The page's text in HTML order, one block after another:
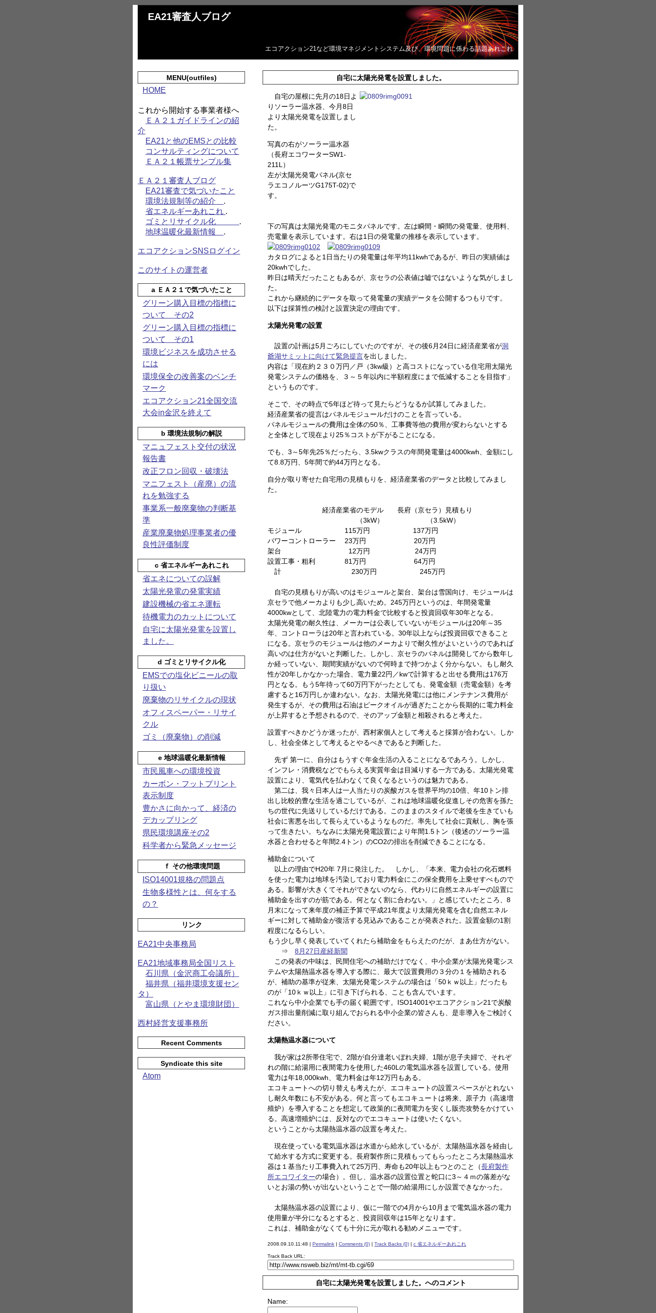
EA21審査人ブログ
エコアクション21など環境マネジメントシステム及び、環境問題に係わる話題あれこれ
自宅に太陽光発電を設置しました。
自宅の屋根に先月の18日よ
りソーラー温水器、今月8日
より太陽光発電を設置しまし
た。
写真の右がソーラー温水器
（長府エコワーターSW1-
211L）
左が太陽光発電パネル(京セ
ラエコノルーツG175T-02)で
す。
下の写真は太陽光発電のモニタパネルです。左は瞬間・瞬間の発電量、使用料、
売電量を表示しています。右は1日の発電量の推移を表示しています。
カタログによると1日当たりの発電量は年平均11kwhであるが、昨日の実績値は
20kwhでした。
昨日は晴天だったこともあるが、京セラの公表値は嘘ではないような気がしまし
た。
これから継続的にデータを取って発電量の実績データを公開するつもりです。
以下は採算性の検討と設置決定の理由です。
太陽光発電の設置
設置の計画は5月ごろにしていたのですが、その後6月24日に経済産業省が洞
爺湖サミットに向けて緊急提言を出しました。
内容は「現在約２３０万円／戸（3kw級）と高コストになっている住宅用太陽光
発電システムの価格を、３～５年以内に半額程度にまで低減することを目指す」
というものです。
そこで、その時点で5年ほど待って見たらどうなるか試算してみました。
経済産業省の提言はパネルモジュールだけのことを言っている。
パネルモジュールの費用は全体の50％、工事費等他の費用が変わらないとする
と全体として現在より25％コストが下がることになる。
でも、3～5年先25％だったら、3.5kwクラスの年間発電量は4000kwh、金額にし
て8.8万円、5年間で約44万円となる。
自分が取り寄せた自宅用の見積もりを、経済産業省のデータと比較してみまし
た。
経済産業省のモデル 長府（京セラ）見積もり
（3kW） （3.5kW）
モジュール 115万円 137万円
パワーコントローラー 23万円 20万円
架台 12万円 24万円
設置工事・粗利 81万円 64万円
計 230万円 245万円
自宅の見積もりが高いのはモジュールと架台、架台は雪国向け、モジュールは
京セラで他メーカよりも少し高いため。245万円というのは、年間発電量
4000kwとして、北陸電力の電力料金で比較すると投資回収年30年となる。
太陽光発電の耐久性は、メーカーは公表していないがモジュールは20年～35
年、コントローラは20年と言われている。30年以上ならば投資回収できること
になる。京セラのモジュールは他のメーカよりで耐久性がよいというのであれば
高いのは仕方がないと判断した。しかし、京セラのパネルは開発してから数年し
か経っていない、期間実績がないので何時まで持つかよく分からない。もし耐久
性が20年しかなかった場合、電力量22円／kwで計算すると出せる費用は176万
円となる。もう5年待って60万円下がったとしても、発電金額（売電金額）を考
慮すると16万円しか違わない。なお、太陽光発電には他にメンテナンス費用が
発生するが、その費用は石油はピークオイルが過ぎたことから長期的に電力料金
が上昇すると予想されるので、そのアップ金額と相殺されると考えた。
設置すべきかどうか迷ったが、西村家個人として考えると採算が合わない。しか
し、社会全体として考えるとやるべきであると判断した。
先ず 第一に、自分はもうすぐ年金生活の入ることになるであろう。しかし、
インフレ・消費税などでもらえる実質年金は目減りする一方である。太陽光発電
設置により、電気代を払わなくて良くなるというのは魅力である。
第二は、我々日本人は一人当たりの炭酸ガスを世界平均の10倍、年10トン排
出し比較的豊な生活を過ごしているが、これは地球温暖化促進しその危害を孫た
ちの世代に先送りしているだけである。このままのスタイルで老後を生きていも
社会に害悪を出して長らえているようなものだ。率先して社会に貢献し、胸を張
って生きたい。ちなみに太陽光発電設置により年間1.5トン（後述のソーラー温
水器と合わせると年間2.4トン）のCO2の排出を削減できることになる。
補助金について
以上の理由でH20年 7月に発注した。 しかし、「本来、電力会社の化石燃料
を使った電力は地球を汚染しており電力料金にこの保全費用を上乗せすべもので
ある。影響が大きくてそれができないのなら、代わりに自然エネルギーの設置に
補助金を出すのが筋である。何となく割に合わない。」と感じていたところ、8
月末になって来年度の補正予算で平成21年度より太陽光発電を含む自然エネル
ギーに対して補助金が復活する見込みであることが発表された。設置金額の1割
程度になるらしい。
もう少し早く発表していてくれたら補助金をもらえたのだが、まあ仕方がない。
⇒ 8月27日産経新聞
この発表の中味は、民間住宅への補助だけでなく、中小企業が太陽光発電シス
テムや太陽熱温水器を導入する際に、最大で設置費用の３分の１を補助される
が、補助の基準が従来、太陽光発電システムの場合は「50ｋｗ以上」だったも
のが「10ｋｗ以上」に引き下げられる、ことも含んでいます。
これなら中小企業でも手の届く範囲です。ISO14001やエコアクション21で炭酸
ガス排出量削減に取り組んでおられる中小企業の皆さんも、是非導入をご検討く
ださい。
太陽熱温水器について
我が家は2所帯住宅で、2階が自分達老いぼれ夫婦、1階が息子夫婦で、それぞ
れの階に給湯用に夜間電力を使用した460Lの電気温水器を設置している。使用
電力は年18,000kwh、電力料金は年12万円もある。
エコキュートへの切り替えも考えたが、エコキュートの設置スペースがとれない
し耐久年数にも不安がある。何と言ってもエコキュートは将来、原子力（高速増
殖炉）を導入することを想定して政策的に夜間電力を安くし販売攻勢をかけてい
る。高速増殖炉には、反対なのでエコキュートは使いたくない。
ということから太陽熱温水器の設置を考えた。
現在使っている電気温水器は水道から給水しているが、太陽熱温水器を経由し
て給水する方式に変更する。長府製作所に見積もってもらったところ太陽熱温水
器は１基当たり工事費入れて25万円、寿命も20年以上もつとのこと（長府製作
所エコワイターの場合）。但し、温水器の設置位置と蛇口に3～４ｍの落差がな
いとお湯の勢いが出ないということで一階の給湯用にしか設置できなかった。
太陽熱温水器の設置により、仮に一階での4月から10月まで電気温水器の電力
使用量が半分になるとすると、投資回収年は15年となります。
これは、補助金がなくても十分に元が取れる勧めメニューです。
2008.09.10.11:48 | Permalink | Comments (0) | Track Backs (0) | c 省エネルギーあれこれ
Track Back URL:
自宅に太陽光発電を設置しました。へのコメント
Name:
MENU(outfiles)
HOME
これから開始する事業者様へ
ＥＡ２１ガイドラインの紹
介
EA21と他のEMSとの比較
コンサルティングについて
ＥＡ２１帳票サンプル集
ＥＡ２１審査人ブログ
EA21審査で気づいたこと
環境法規制等の紹介 .
省エネルギーあれこれ .
ゴミとリサイクル化 .
地球温暖化最新情報 .
エコアクションSNSログイン
このサイトの運営者
a ＥＡ２１で気づいたこと
グリーン購入目標の指標に
ついて その2
グリーン購入目標の指標に
ついて その1
環境ビジネスを成功させる
には
環境保全の改善案のベンチ
マーク
エコアクション21全国交流
大会in金沢を終えて
b 環境法規制の解説
マニュフェスト交付の状況
報告書
改正フロン回収・破壊法
マニフェスト（産廃）の流
れを勉強する
事業系一般廃棄物の判断基
準
産業廃棄物処理事業者の優
良性評価制度
c 省エネルギーあれこれ
省エネについての誤解
太陽光発電の発電実績
建設機械の省エネ運転
待機電力のカットについて
自宅に太陽光発電を設置し
ました。
d ゴミとリサイクル化
EMSでの塩化ビニールの取
り扱い
廃棄物のリサイクルの現状
オフィスペーパー・リサイ
クル
ゴミ（廃棄物）の削減
e 地球温暖化最新情報
市民風車への環境投資
カーボン・フットプリント
表示制度
豊かさに向かって、経済の
デカップリング
県民環境講座その2
科学者から緊急メッセージ
ｆ その他環境問題
ISO14001規格の問題点
生物多様性とは、何をする
の？
リンク
EA21中央事務局
EA21地域事務局全国リスト
石川県（金沢商工会議所）
福井県（福井環境支援セン
タ）
富山県（とやま環境財団）
西村経営支援事務所
Recent Comments
Syndicate this site
Atom